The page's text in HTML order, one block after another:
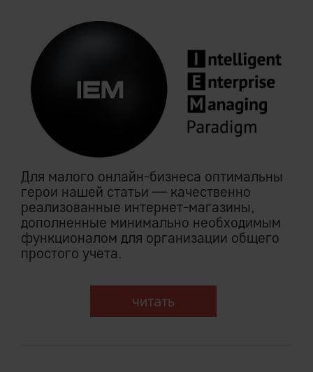
Для малого онлайн-бизнеса оптимальны
герои нашей статьи — качественно
реализованные интернет-магазины,
дополненные минимально необходимым
функционалом для организации общего
простого учета.
читать